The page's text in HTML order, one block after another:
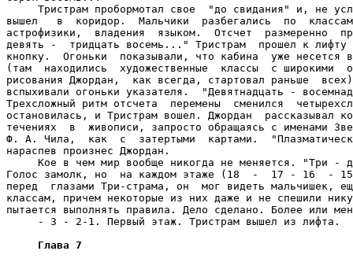
Тристрам пробормотал свое  "до свидания" и, не
вышел   в  коридор.  Мальчики  разбегались  по
астрофизики,  владения  языком.  Отсчет  размеренно
девять -  тридцать восемь..." Тристрам  прошел к лифту
кнопку.  Огоньки  показывали, что кабина  уже несется
(там  находились  художественные  классы  с широкими
рисования Джордан,  как всегда, стартовал раньше
вспыхивали огоньки указателя.  "Девятнадцать -
Трехсложный ритм отсчета  перемены  сменился
остановилась, и Тристрам вошел. Джордан  рассказывал
течениях  в  живописи, запросто обращаясь с именами
Ф. А. Чила,  как  с  затертыми  картами.
нараспев произнес Джордан.
Кое в чем мир вообще никогда не меняется. "Три -
Голос замолк, но  на каждом этаже (18  -  17 - 16  -
перед  глазами Три-страма, он  мог видеть мальчишек,
классам, причем некоторые из них даже и не спешили
пытается выполнять правила. Дело сделано. Более или
     - 3 - 2-1. Первый этаж. Тристрам вышел из лифта.
Глава 7